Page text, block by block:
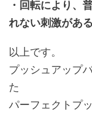
・回転により、
れない刺激がある
以上です。
プッシュアップ
た
パーフェクトプ